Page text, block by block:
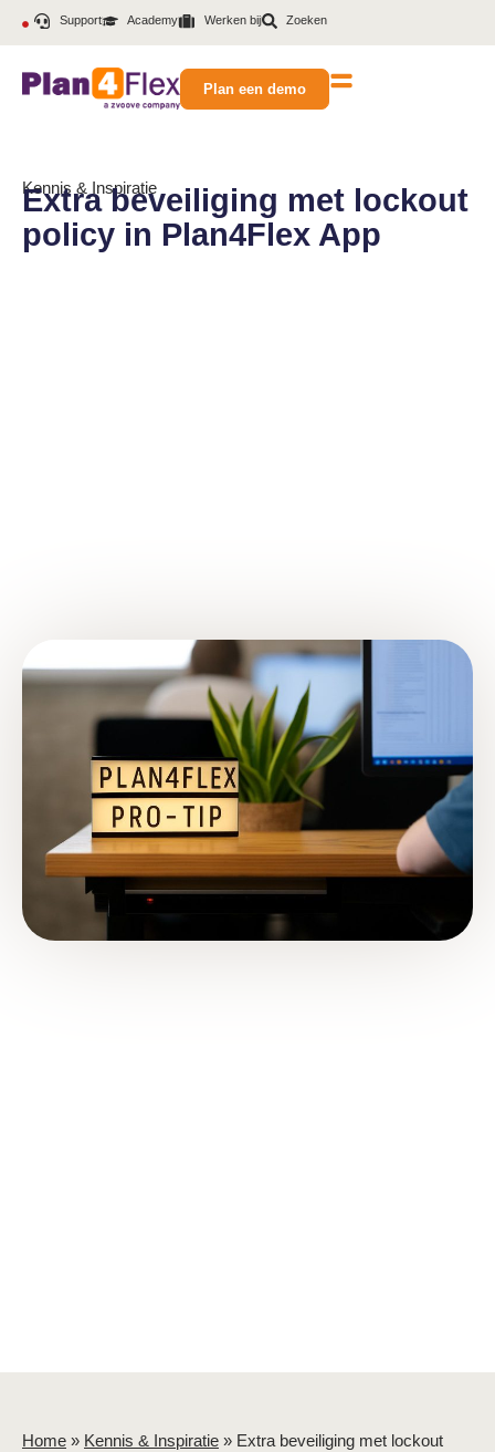
Support Academy Werken bij Zoeken
Plan een demo
Kennis & Inspiratie
Extra beveiliging met lockout
policy in Plan4Flex App
Home » Kennis & Inspiratie » Extra beveiliging met lockout